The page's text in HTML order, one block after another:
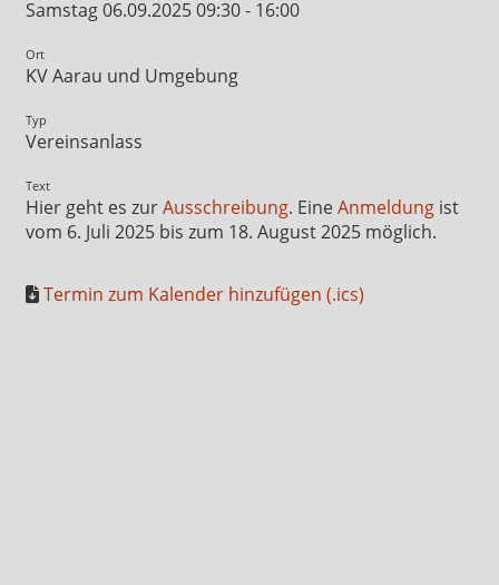
Samstag 06.09.2025 09:30 - 16:00
Ort
KV Aarau und Umgebung
Typ
Vereinsanlass
Text
Hier geht es zurAusschreibung. EineAnmeldung ist
vom 6. Juli 2025 bis zum 18. August 2025 möglich.
Termin zum Kalender hinzufügen (.ics)